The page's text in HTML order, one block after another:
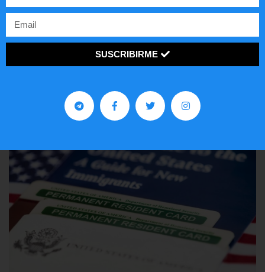
Comunistas no son bienvenidos en
EE.UU.
LEER ARTÍCULO...
SUSCRIBIRME